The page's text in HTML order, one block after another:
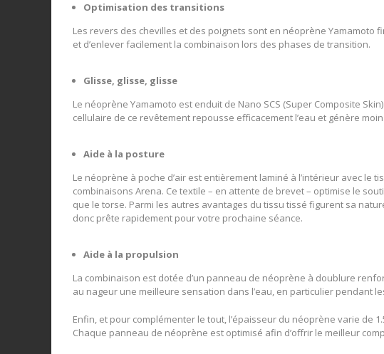
Optimisation des transitions
Les revers des chevilles et des poignets sont en néoprène Yamamoto
et d’enlever facilement la combinaison lors des phases de transition.
Glisse, glisse, glisse
Le néoprène Yamamoto est enduit de Nano SCS (Super Composite
cellulaire de ce revêtement repousse efficacement l’eau et génère
Aide à la posture
Le néoprène à poche d’air est entièrement laminé à l’intérieur avec le
combinaisons Arena. Ce textile – en attente de brevet – optimise le
que le torse. Parmi les autres avantages du tissu tissé figurent sa
donc prête rapidement pour votre prochaine séance.
Aide à la propulsion
La combinaison est dotée d’un panneau de néoprène à doublure
au nageur une meilleure sensation dans l’eau, en particulier pendant
Enfin, et pour complémenter le tout, l’épaisseur du néoprène varie de
Chaque panneau de néoprène est optimisé afin d’offrir le meilleur